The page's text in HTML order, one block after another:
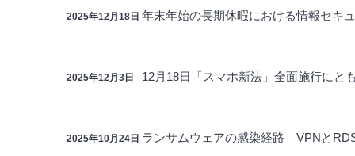
2025年12月18日 年末年始の長期休暇における情報セキ
2025年12月3日 12月18日「スマホ新法」全面施行にと
2025年10月24日 ランサムウェアの感染経路 VPNと